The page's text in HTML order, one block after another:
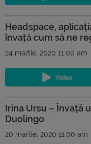
Headspace,
învață cum să ne
24 martie, 2020 11:00 am
Irina Ursu – Învață
Duolingo
20 martie, 2020 11:00 am